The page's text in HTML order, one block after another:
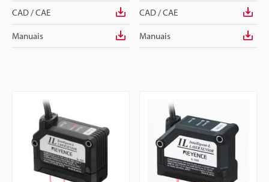
CAD / CAE
Manuais
CAD / CAE
Manuais